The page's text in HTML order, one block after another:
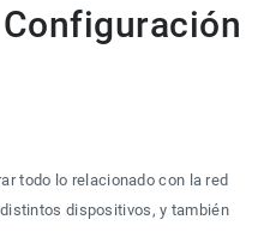
Configuración
todo lo relacionado con la red
dispositivos, y también